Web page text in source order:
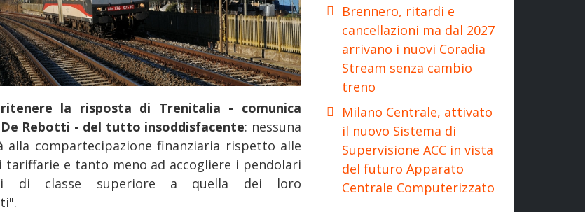
ritenere la risposta di Trenitalia - comunica
De Rebotti - del tutto insoddisfacente: nessuna
alla compartecipazione finanziaria rispetto alle
tariffarie e tanto meno ad accogliere i pendolari
di classe superiore a quella dei loro
Brennero, ritardi e
cancellazioni ma dal 2027
arrivano i nuovi Coradia
Stream senza cambio
treno
Milano Centrale, attivato
il nuovo Sistema di
Supervisione ACC in vista
del futuro Apparato
Centrale Computerizzato